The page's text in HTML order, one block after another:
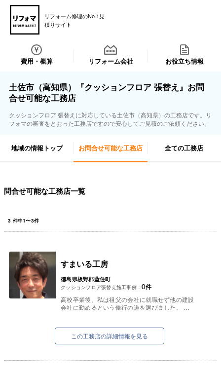
リフォーム修理のNo.1見
積りサイト
費用・概算 リフォーム会社 お役立ち情報
土佐市（高知県）『クッションフロア 張替え』お問
合せ可能な工務店
クッションフロア 張替えに対応している土佐市（高知県）の工務店です。リ
フォマの審査をとおった工務店ですので安心してご見積のご依頼ください。
地域の情報トップ お問合せ可能な工務店 全ての工務店
問合せ可能な工務店一覧
3 件中1〜3件
すまいる工房
徳島県板野郡藍住町
クッションフロア張替え施工事例： 0件
高校卒業後、私は祖父の会社に就職せず他の建設
会社に勤めるという修行の道を選びました。
この工務店の詳細情報を見る